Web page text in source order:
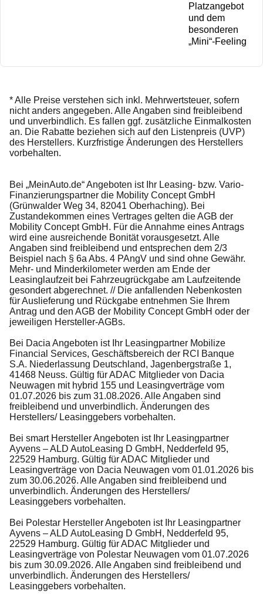
Platzangebot
und dem
besonderen
„Mini“-Feeling
* Alle Preise verstehen sich inkl. Mehrwertsteuer, sofern
nicht anders angegeben. Alle Angaben sind freibleibend
und unverbindlich. Es fallen ggf. zusätzliche Einmalkosten
an. Die Rabatte beziehen sich auf den Listenpreis (UVP)
des Herstellers. Kurzfristige Änderungen des Herstellers
vorbehalten.
Bei „MeinAuto.de“ Angeboten ist Ihr Leasing- bzw. Vario-
Finanzierungspartner die Mobility Concept GmbH
(Grünwalder Weg 34, 82041 Oberhaching). Bei
Zustandekommen eines Vertrages gelten die AGB der
Mobility Concept GmbH. Für die Annahme eines Antrags
wird eine ausreichende Bonität vorausgesetzt. Alle
Angaben sind freibleibend und entsprechen dem 2/3
Beispiel nach § 6a Abs. 4 PAngV und sind ohne Gewähr.
Mehr- und Minderkilometer werden am Ende der
Leasinglaufzeit bei Fahrzeugrückgabe am Laufzeitende
gesondert abgerechnet. // Die anfallenden Nebenkosten
für Auslieferung und Rückgabe entnehmen Sie Ihrem
Antrag und den AGB der Mobility Concept GmbH oder der
jeweiligen Hersteller-AGBs.
Bei Dacia Angeboten ist Ihr Leasingpartner Mobilize
Financial Services, Geschäftsbereich der RCI Banque
S.A. Niederlassung Deutschland, Jagenbergstraße 1,
41468 Neuss. Gültig für ADAC Mitglieder von Dacia
Neuwagen mit hybrid 155 und Leasingverträge vom
01.07.2026 bis zum 31.08.2026. Alle Angaben sind
freibleibend und unverbindlich. Änderungen des
Herstellers/ Leasinggebers vorbehalten.
Bei smart Hersteller Angeboten ist Ihr Leasingpartner
Ayvens – ALD AutoLeasing D GmbH, Nedderfeld 95,
22529 Hamburg. Gültig für ADAC Mitglieder und
Leasingverträge von Dacia Neuwagen vom 01.01.2026 bis
zum 30.06.2026. Alle Angaben sind freibleibend und
unverbindlich. Änderungen des Herstellers/
Leasinggebers vorbehalten.
Bei Polestar Hersteller Angeboten ist Ihr Leasingpartner
Ayvens – ALD AutoLeasing D GmbH, Nedderfeld 95,
22529 Hamburg. Gültig für ADAC Mitglieder und
Leasingverträge von Polestar Neuwagen vom 01.07.2026
bis zum 30.09.2026. Alle Angaben sind freibleibend und
unverbindlich. Änderungen des Herstellers/
Leasinggebers vorbehalten.